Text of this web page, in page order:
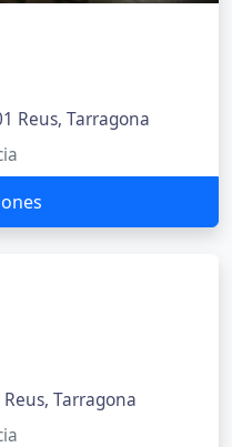
Reus, Tarragona
Tarragona